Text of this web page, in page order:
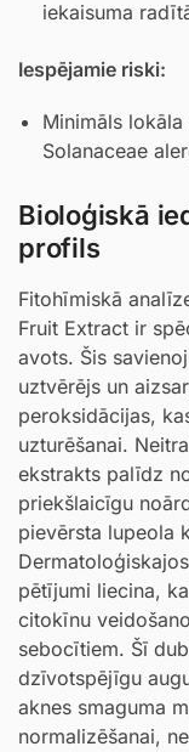
iekaisuma
Iespējamie riski:
Minimāls
Solanaceae
Bioloģiskā
profils
Fitohīmiskā
Fruit Extract ir
avots. Šis
uztvērējs un
peroksidācijas,
uzturēšanai.
ekstrakts palīdz
priekšlaicīgu
pievērsta lupeola
pētījumi liecina,
citokīnu
sebocītiem. Šī
dzīvotspējīgu
aknes smaguma
normalizēšanai,